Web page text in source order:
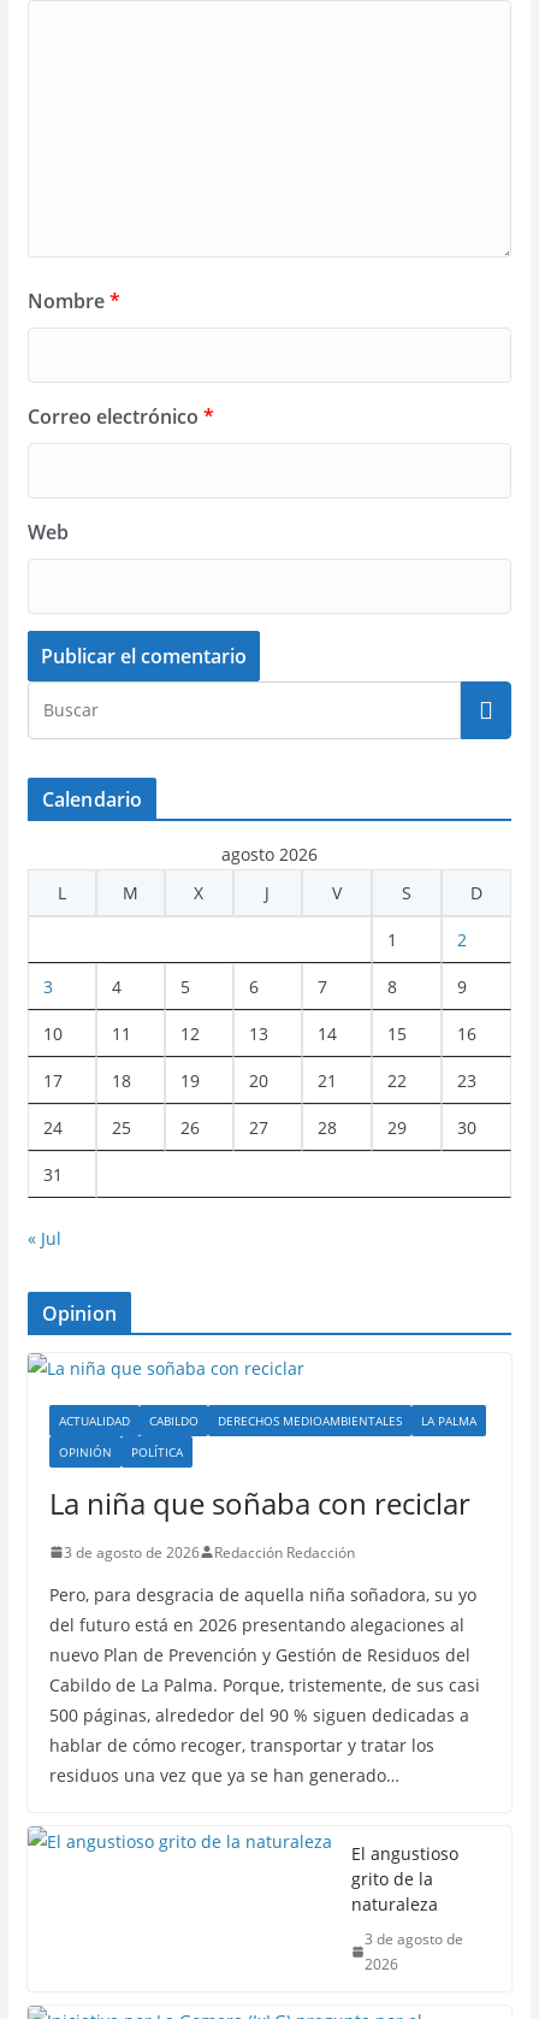
Nombre*
Correo electrónico *
Web
Calendario
agosto 2026
L
M X J V S D
1 2
3 4 5 6 7 8 9
10 11 12 13 14 15 16
17 18 19 20 21 22 23
24 25 26 27 28 29 30
31
« Jul
Opinion
ACTUALIDAD CABILDO DERECHOS MEDIOAMBIENTALES
LA PALMA
OPINIÓN
POLÍTICA
La niña que soñaba con reciclar
3 de agosto de 2026 Redacción Redacción
Pero, para desgracia de aquella niña soñadora, su yo
del futuro está en 2026 presentando alegaciones al
nuevo Plan de Prevención y Gestión de Residuos del
Cabildo de La Palma. Porque, tristemente, de sus casi
500 páginas, alrededor del 90 % siguen dedicadas a
hablar de cómo recoger, transportar y tratar los
residuos una vez que ya se han generado…
El angustioso
grito de la
naturaleza
3 de agosto de
2026